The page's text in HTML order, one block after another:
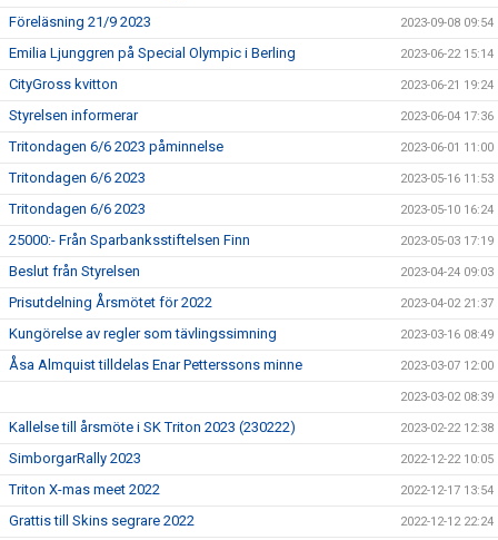
Föreläsning 21/9 2023 2023-09-08 09:54
Emilia Ljunggren på Special Olympic i Berling 2023-06-22 15:14
CityGross kvitton 2023-06-21 19:24
Styrelsen informerar 2023-06-04 17:36
Tritondagen 6/6 2023 påminnelse 2023-06-01 11:00
Tritondagen 6/6 2023 2023-05-16 11:53
Tritondagen 6/6 2023 2023-05-10 16:24
25000:- Från Sparbanksstiftelsen Finn 2023-05-03 17:19
Beslut från Styrelsen 2023-04-24 09:03
Prisutdelning Årsmötet för 2022 2023-04-02 21:37
Kungörelse av regler som tävlingssimning 2023-03-16 08:49
Åsa Almquist tilldelas Enar Petterssons minne 2023-03-07 12:00
2023-03-02 08:39
Kallelse till årsmöte i SK Triton 2023 (230222) 2023-02-22 12:38
SimborgarRally 2023 2022-12-22 10:05
Triton X-mas meet 2022 2022-12-17 13:54
Grattis till Skins segrare 2022 2022-12-12 22:24